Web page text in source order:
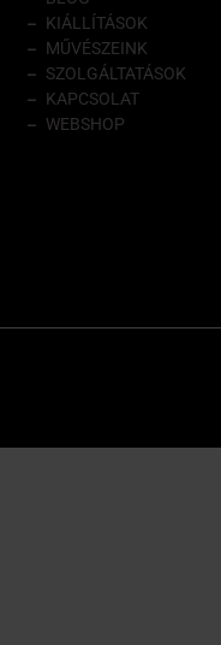
KIÁLLÍTÁSOK
MŰVÉSZEINK
SZOLGÁLTATÁSOK
KAPCSOLAT
WEBSHOP